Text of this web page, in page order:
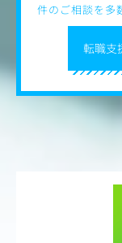
転職支
件のご相談を多